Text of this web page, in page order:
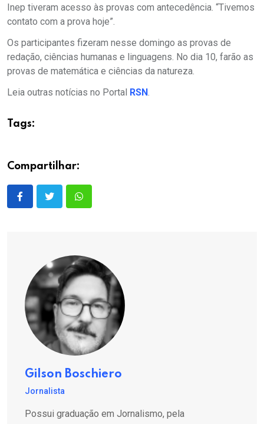
Inep tiveram acesso às provas com antecedência. “Tivemos
contato com a prova hoje”.
Os participantes fizeram nesse domingo as provas de
redação, ciências humanas e linguagens. No dia 10, farão as
provas de matemática e ciências da natureza.
Leia outras notícias no Portal RSN.
Tags:
Compartilhar:
Gilson Boschiero
Jornalista
Possui graduação em Jornalismo, pela